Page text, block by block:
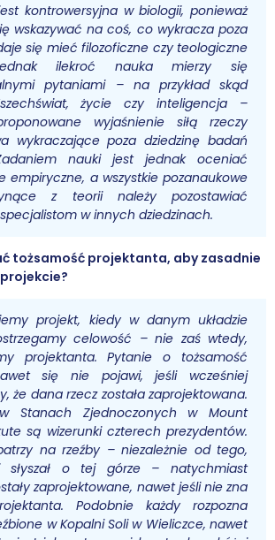
kontrowersyjna w biologii, ponieważ
wskazywać na coś, co wykracza poza
się mieć filozoficzne czy teologiczne
ilekroć nauka mierzy się
pytaniami – na przykład skąd
życie czy inteligencja –
wyjaśnienie siłą rzeczy
wykraczające poza dziedzinę badań
nauki jest jednak oceniać
empiryczne, a wszystkie pozanaukowe
z teorii należy pozostawiać
w innych dziedzinach.
tożsamość projektanta, aby zasadnie
projekt, kiedy w danym układzie
celowość – nie zaś wtedy,
projektanta. Pytanie o tożsamość
się nie pojawi, jeśli wcześniej
że dana rzecz została zaprojektowana.
Stanach Zjednoczonych w Mount
są wizerunki czterech prezydentów.
na rzeźby – niezależnie od tego,
słyszał o tej górze – natychmiast
zaprojektowane, nawet jeśli nie zna
Podobnie każdy rozpozna
w Kopalni Soli w Wieliczce, nawet